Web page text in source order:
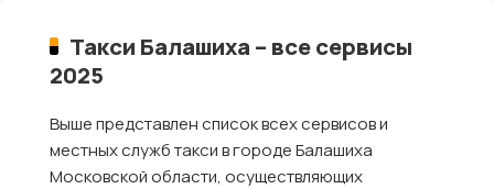
Такси Балашиха – все сервисы
2025
Выше представлен список всех сервисов и
местных служб такси в городе Балашиха
Московской области, осуществляющих